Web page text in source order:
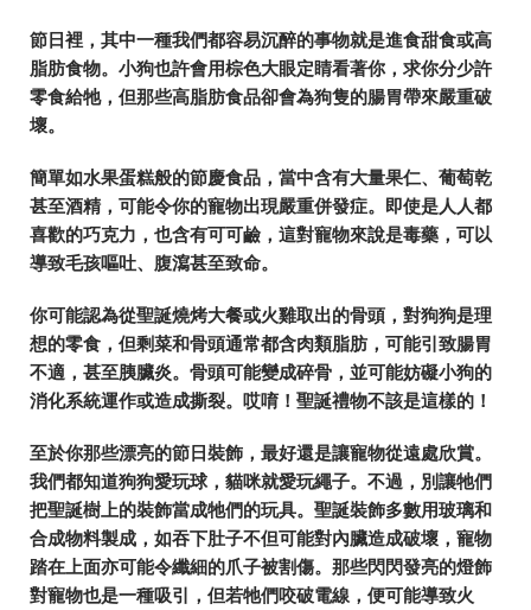
節日裡，其中一種我們都容易沉醉的事物就是進食甜食或高
脂肪食物。小狗也許會用棕色大眼定睛看著你，求你分少許
零食給牠，但那些高脂肪食品卻會為狗隻的腸胃帶來嚴重破
壞。
簡單如水果蛋糕般的節慶食品，當中含有大量果仁、葡萄乾
甚至酒精，可能令你的寵物出現嚴重併發症。即使是人人都
喜歡的巧克力，也含有可可鹼，這對寵物來說是毒藥，可以
導致毛孩嘔吐、腹瀉甚至致命。
你可能認為從聖誕燒烤大餐或火雞取出的骨頭，對狗狗是理
想的零食，但剩菜和骨頭通常都含肉類脂肪，可能引致腸胃
不適，甚至胰臟炎。骨頭可能變成碎骨，並可能妨礙小狗的
消化系統運作或造成撕裂。哎唷！聖誕禮物不該是這樣的！
至於你那些漂亮的節日裝飾，最好還是讓寵物從遠處欣賞。
我們都知道狗狗愛玩球，貓咪就愛玩繩子。不過，別讓牠們
把聖誕樹上的裝飾當成牠們的玩具。聖誕裝飾多數用玻璃和
合成物料製成，如吞下肚子不但可能對內臟造成破壞，寵物
踏在上面亦可能令纖細的爪子被割傷。那些閃閃發亮的燈飾
對寵物也是一種吸引，但若牠們咬破電線，便可能導致火